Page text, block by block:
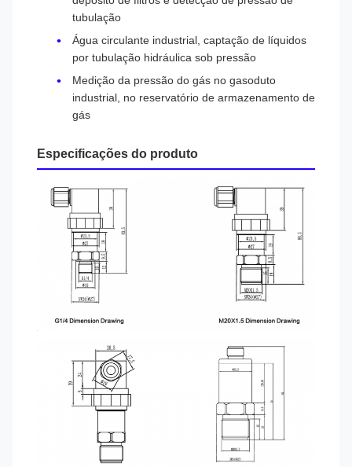
tubulação
Água circulante industrial, captação de líquidos
por tubulação hidráulica sob pressão
Medição da pressão do gás no gasoduto
industrial, no reservatório de armazenamento de
gás
Especificações do produto